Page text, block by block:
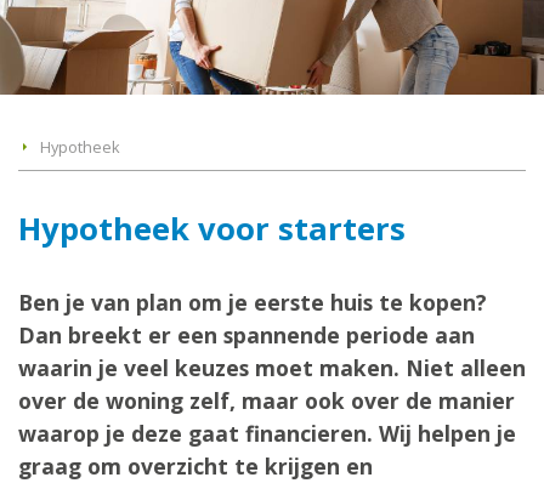
Hypotheek
Hypotheek voor starters
Ben je van plan om je eerste huis te kopen?
Dan breekt er een spannende periode aan
waarin je veel keuzes moet maken. Niet alleen
over de woning zelf, maar ook over de manier
waarop je deze gaat financieren. Wij helpen je
graag om overzicht te krijgen en